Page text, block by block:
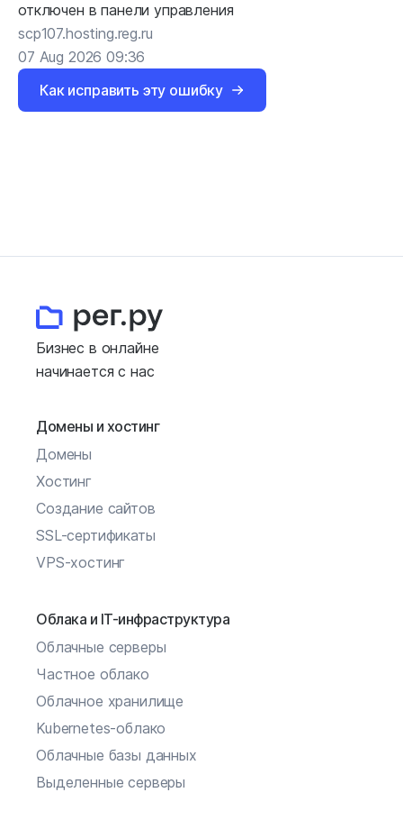
отключен в панели управления
scp107.hosting.reg.ru
07 Aug 2026 09:36
Как исправить эту ошибку
Бизнес в онлайне
начинается с нас
Домены и хостинг
Домены
Хостинг
Создание сайтов
SSL-сертификаты
VPS-хостинг
Облака и IT-инфраструктура
Облачные серверы
Частное облако
Облачное хранилище
Kubernetes-облако
Облачные базы данных
Выделенные серверы